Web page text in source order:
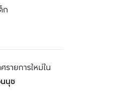
ก
ายการใหม่ใน
นุช